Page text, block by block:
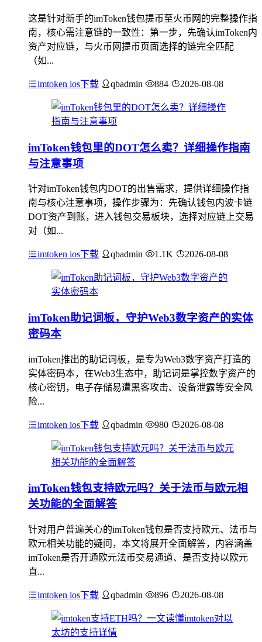
这是针对新手的imToken钱包提币至火币网的完整操作指
南，核心需注意链的一致性：第一步，先确认imToken内
资产对应链，与火币网提币页面选择的链完全匹配
（如...
imtoken ios下载 qbadmin 884 2026-08-08
imToken钱包里的DOT怎么卖？详细操作指南
与注意事项
针对imToken钱包内DOT的出售需求，提供详细操作指
南与核心注意事项，操作步骤为：先确认钱包内波卡链
DOT资产到账，进入钱包交易板块，选择对应链上交易
对（如...
imtoken ios下载 qbadmin 1.1K 2026-08-08
imToken助记词板，守护Web3数字资产的实体
密码本
imToken推出的助记词板，是专为Web3数字资产打造的
实体密码本，在Web3生态中，助记词是掌控数字资产的
核心密钥，电子存储易遭黑客攻击、设备泄露等安全风
险...
imtoken ios下载 qbadmin 980 2026-08-08
imToken钱包支持欧元吗？关于法币与欧元相
关功能的全面解答
针对用户普遍关心的imToken钱包是否支持欧元、法币与
欧元相关功能的疑问，本文将展开全面解答，内容涵盖
imToken是否开通欧元法币交易通道、是否支持以欧元
直...
imtoken ios下载 qbadmin 896 2026-08-08